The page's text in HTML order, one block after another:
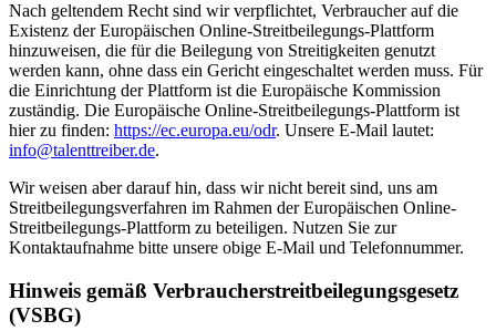
Nach geltendem Recht sind wir verpflichtet, Verbraucher auf die
Existenz der Europäischen Online-Streitbeilegungs-Plattform
hinzuweisen, die für die Beilegung von Streitigkeiten genutzt
werden kann, ohne dass ein Gericht eingeschaltet werden muss. Für
die Einrichtung der Plattform ist die Europäische Kommission
zuständig. Die Europäische Online-Streitbeilegungs-Plattform ist
hier zu finden: https://ec.europa.eu/odr. Unsere E-Mail lautet:
info@talenttreiber.de.
Wir weisen aber darauf hin, dass wir nicht bereit sind, uns am
Streitbeilegungsverfahren im Rahmen der Europäischen Online-
Streitbeilegungs-Plattform zu beteiligen. Nutzen Sie zur
Kontaktaufnahme bitte unsere obige E-Mail und Telefonnummer.
Hinweis gemäß Verbraucherstreitbeilegungsgesetz
(VSBG)